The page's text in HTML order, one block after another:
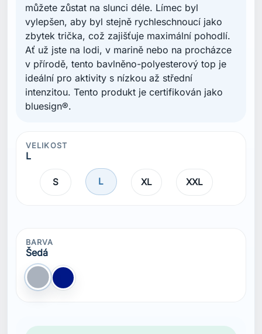
můžete zůstat na slunci déle. Límec byl
vylepšen, aby byl stejně rychleschnoucí jako
zbytek trička, což zajišťuje maximální pohodlí.
Ať už jste na lodi, v marině nebo na procházce
v přírodě, tento bavlněno-polyesterový top je
ideální pro aktivity s nízkou až střední
intenzitou. Tento produkt je certifikován jako
bluesign®.
VELIKOST
L
S L XL XXL
BARVA
Šedá
Šedá Modrá Navy